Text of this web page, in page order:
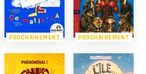
PROCHAINEMENT PROCHAINEMENT